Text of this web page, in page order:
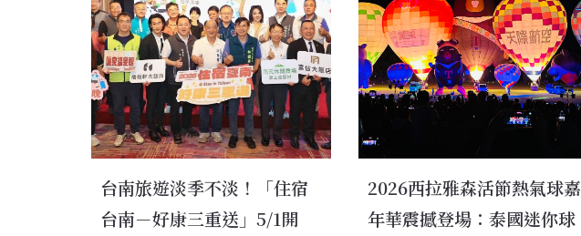
台南旅遊淡季不淡！「住宿
台南－好康三重送」5/1開
2026西拉雅森活節熱氣球嘉
年華震撼登場：泰國迷你球